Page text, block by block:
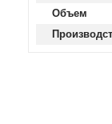
Объем